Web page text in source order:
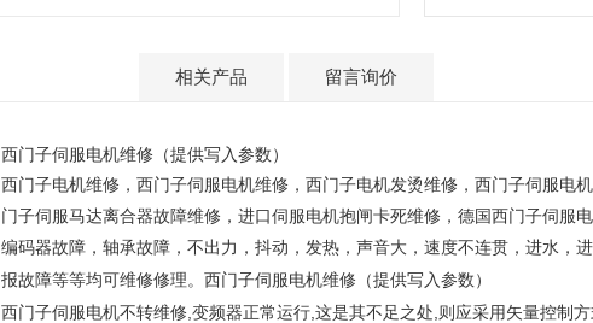
相关产品 留言询价
西门子伺服电机维修（提供写入参数）
西门子电机维修，西门子伺服电机维修，西门子电机发烫维修，西门子伺服电
门子伺服马达离合器故障维修，进口伺服电机抱闸卡死维修，德国西门子伺服
编码器故障，轴承故障，不出力，抖动，发热，声音大，速度不连贯，进水，
报故障等等均可维修修理。 西门子伺服电机维修（提供写入参数）
西门子伺服电机不转维修,变频器正常运行,这是其不足之处,则应采用矢量控制